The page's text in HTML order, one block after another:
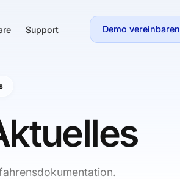
Support Demo vereinbaren